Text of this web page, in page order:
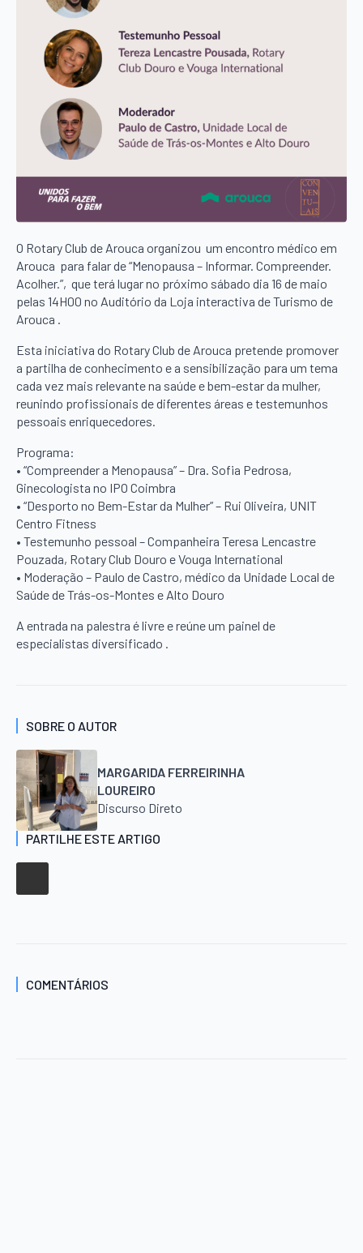
O Rotary Club de Arouca organizou um encontro médico em
Arouca para falar de “Menopausa – Informar. Compreender.
Acolher.”, que terá lugar no próximo sábado dia 16 de maio
pelas 14H00 no Auditório da Loja interactiva de Turismo de
Arouca .
Esta iniciativa do Rotary Club de Arouca pretende promover
a partilha de conhecimento e a sensibilização para um tema
cada vez mais relevante na saúde e bem-estar da mulher,
reunindo profissionais de diferentes áreas e testemunhos
pessoais enriquecedores.
Programa:
• “Compreender a Menopausa” – Dra. Sofia Pedrosa,
Ginecologista no IPO Coimbra
• “Desporto no Bem-Estar da Mulher” – Rui Oliveira, UNIT
Centro Fitness
• Testemunho pessoal – Companheira Teresa Lencastre
Pouzada, Rotary Club Douro e Vouga International
• Moderação – Paulo de Castro, médico da Unidade Local de
Saúde de Trás-os-Montes e Alto Douro
A entrada na palestra é livre e reúne um painel de
especialistas diversificado .
SOBRE O AUTOR
MARGARIDA FERREIRINHA
LOUREIRO
Discurso Direto
PARTILHE ESTE ARTIGO
COMENTÁRIOS